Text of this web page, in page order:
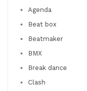
Agenda
Beat box
Beatmaker
BMX
Break dance
Clash